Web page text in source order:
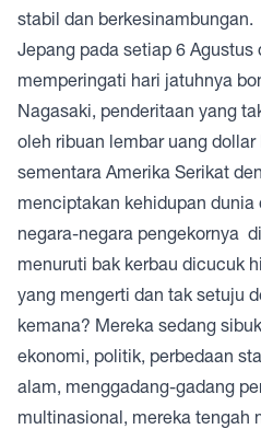
stabil dan berkesinambungan.
Jepang pada setiap 6 Agustus
memperingati hari jatuhnya
Nagasaki, penderitaan yang
oleh ribuan lembar uang dollar
sementara Amerika Serikat
menciptakan kehidupan dunia
negara-negara pengekornya
menuruti bak kerbau dicucuk
yang mengerti dan tak setuju
kemana? Mereka sedang
ekonomi, politik, perbedaan
alam, menggadang-gadang
multinasional, mereka tengah